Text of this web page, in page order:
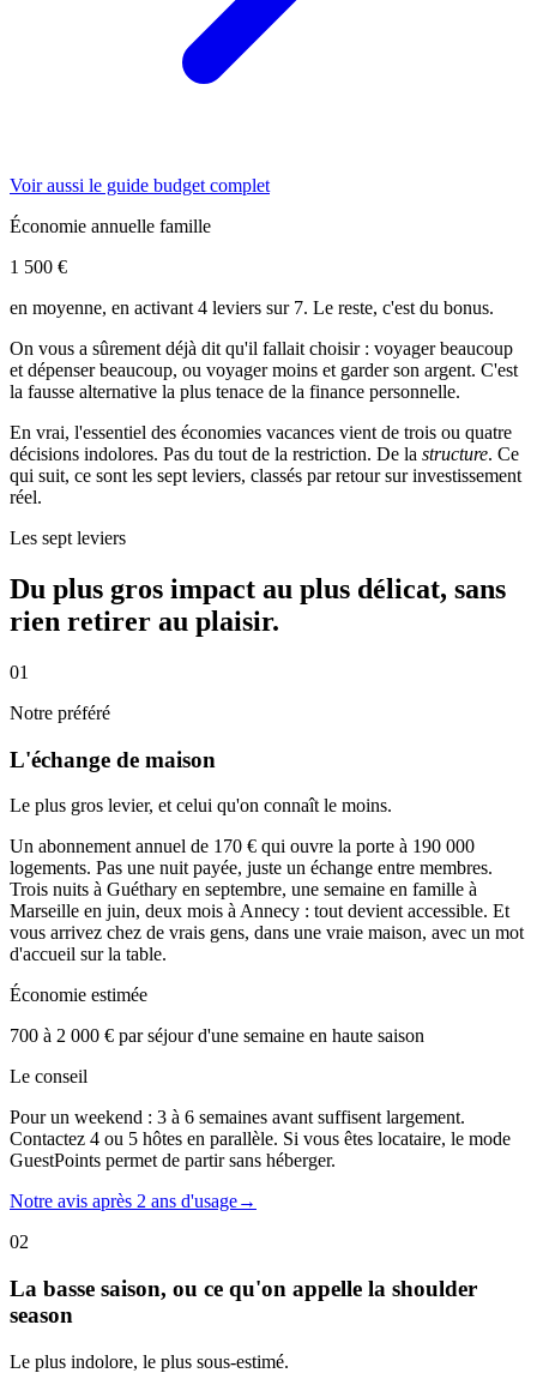
Voir aussi le guide budget complet
Économie annuelle famille
1 500 €
en moyenne, en activant 4 leviers sur 7. Le reste, c'est du bonus.
On vous a sûrement déjà dit qu'il fallait choisir : voyager beaucoup
et dépenser beaucoup, ou voyager moins et garder son argent. C'est
la fausse alternative la plus tenace de la finance personnelle.
En vrai, l'essentiel des économies vacances vient de trois ou quatre
décisions indolores. Pas du tout de la restriction. De la structure. Ce
qui suit, ce sont les sept leviers, classés par retour sur investissement
réel.
Les sept leviers
Du plus gros impact au plus délicat, sans
rien retirer au plaisir.
01
Notre préféré
L'échange de maison
Le plus gros levier, et celui qu'on connaît le moins.
Un abonnement annuel de 170 € qui ouvre la porte à 190 000
logements. Pas une nuit payée, juste un échange entre membres.
Trois nuits à Guéthary en septembre, une semaine en famille à
Marseille en juin, deux mois à Annecy : tout devient accessible. Et
vous arrivez chez de vrais gens, dans une vraie maison, avec un mot
d'accueil sur la table.
Économie estimée
700 à 2 000 € par séjour d'une semaine en haute saison
Le conseil
Pour un weekend : 3 à 6 semaines avant suffisent largement.
Contactez 4 ou 5 hôtes en parallèle. Si vous êtes locataire, le mode
GuestPoints permet de partir sans héberger.
Notre avis après 2 ans d'usage→
02
La basse saison, ou ce qu'on appelle la shoulder
season
Le plus indolore, le plus sous-estimé.